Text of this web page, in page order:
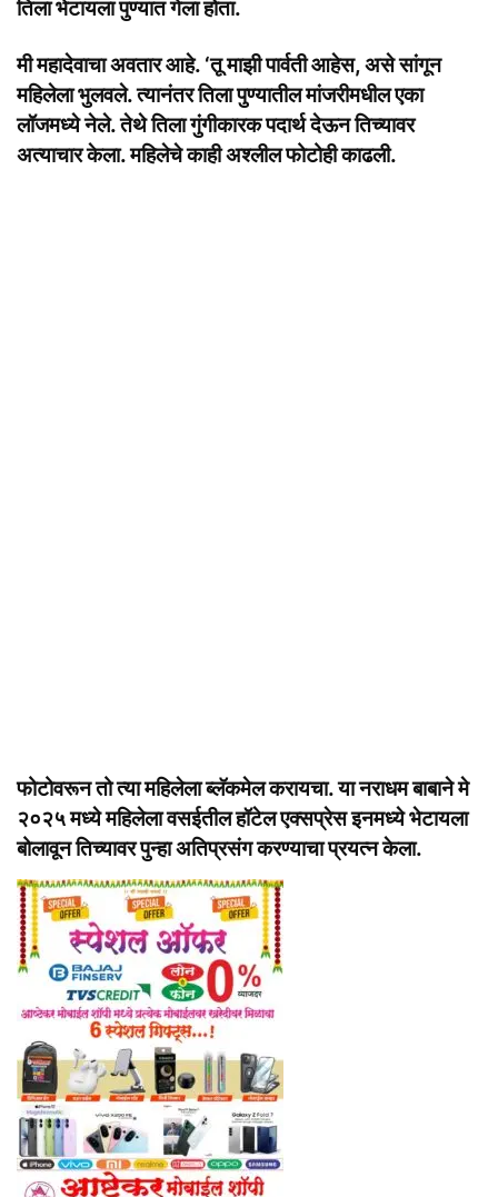
तिला भेटायला पुण्यात गेला होता.
मी महादेवाचा अवतार आहे. ‘तू माझी पार्वती आहेस, असे सांगून
महिलेला भुलवले. त्यानंतर तिला पुण्यातील मांजरीमधील एका
लॉजमध्ये नेले. तेथे तिला गुंगीकारक पदार्थ देऊन तिच्यावर
अत्याचार केला. महिलेचे काही अश्लील फोटोही काढली.
फोटोवरून तो त्या महिलेला ब्लॅकमेल करायचा. या नराधम बाबाने मे
२०२५ मध्ये महिलेला वसईतील हॉटेल एक्सप्रेस इनमध्ये भेटायला
बोलावून तिच्यावर पुन्हा अतिप्रसंग करण्याचा प्रयत्न केला.